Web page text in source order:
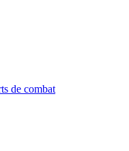
de combat